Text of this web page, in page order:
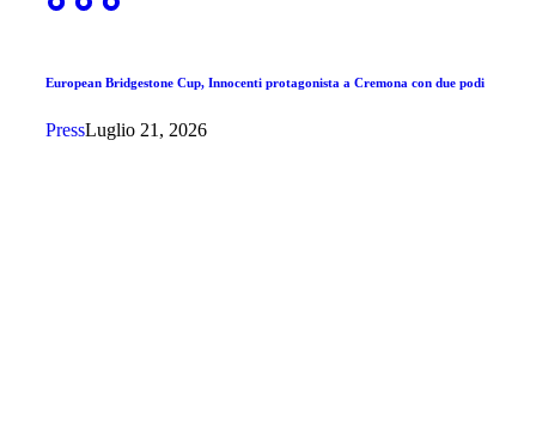
European Bridgestone Cup, Innocenti protagonista a Cremona con due podi
PressLuglio 21, 2026